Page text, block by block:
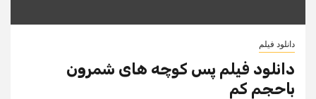
دانلود فیلم
دانلود فیلم پس کوچه های شمرون
باحجم کم